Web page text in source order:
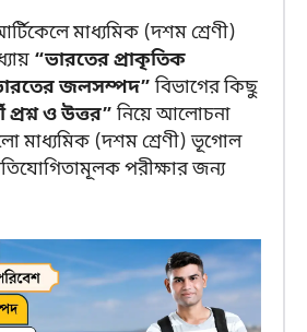
মাধ্যমিক (দশম শ্রেণী)
“ভারতের প্রাকৃতিক
জলসম্পদ”বিভাগের কিছু
প্রশ্ন ও উত্তর”নিয়ে আলোচনা
মাধ্যমিক (দশম শ্রেণী) ভূগোল
পরীক্ষার জন্য